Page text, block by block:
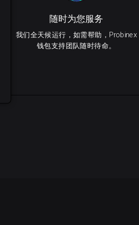
随时为您服务
我们全天候运行，如需帮助，Probinex
钱包支持团队随时待命。